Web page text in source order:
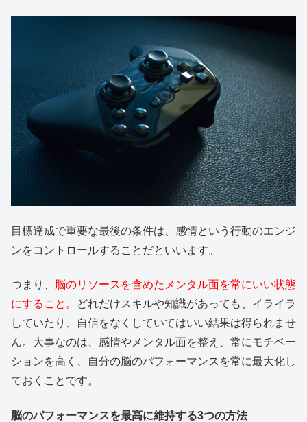
目標達成で重要な最後の条件は、感情という行動のエンジ
ンをコントロールすることだといいます。
つまり、
脳のリソースを含めたメンタル面を常にいい状態
にすること。
どれだけスキルや知識があっても、イライラ
していたり、自信をなくしていてはいい結果は得られませ
ん。大事なのは、感情やメンタル面を整え、常にモチベー
ションを高く、自分の脳のパフォーマンスを常に最大化し
ておくことです。
脳のパフォーマンスを最高に維持する3つの方法